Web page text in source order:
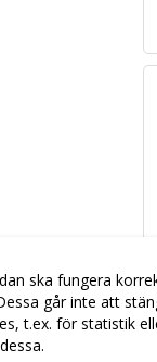
ska fungera
går inte att
t.ex. för statistik